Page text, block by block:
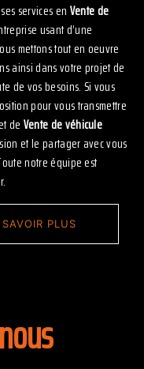
services enVente de
usant d’une
mettons tout en oeuvre
ainsi dans votre projet de
de vos besoins. Si vous
pour vous transmettre
de Vente de véhicule
et le partager avec vous
notre équipe est
PLUS